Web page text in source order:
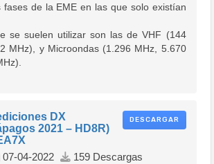
fases de la EME en las que solo existían
se suelen utilizar son las de VHF (144
MHz), y Microondas (1.296 MHz, 5.670
DESCARGAR
DX
2021 – HD8R)
07-04-2022 159 Descargas